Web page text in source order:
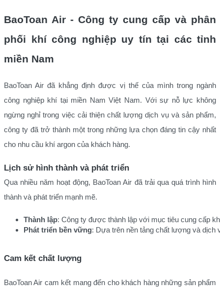
BaoToan Air - Công ty cung cấp và phân
phối khí công nghiệp uy tín tại các tỉnh
miền Nam
BaoToan Air đã khẳng định được vị thế của mình trong ngành
công nghiệp khí tại miền Nam Việt Nam. Với sự nỗ lực không
ngừng nghỉ trong việc cải thiện chất lượng dịch vụ và sản phẩm,
công ty đã trở thành một trong những lựa chọn đáng tin cậy nhất
cho nhu cầu khí argon của khách hàng.
Lịch sử hình thành và phát triển
Qua nhiều năm hoạt động, BaoToan Air đã trải qua quá trình hình
thành và phát triển mạnh mẽ.
Thành lập: Công ty được thành lập với mục tiêu cung cấp
Phát triển bền vững: Dựa trên nền tảng chất lượng và dịch
Cam kết chất lượng
BaoToan Air cam kết mang đến cho khách hàng những sản phẩm